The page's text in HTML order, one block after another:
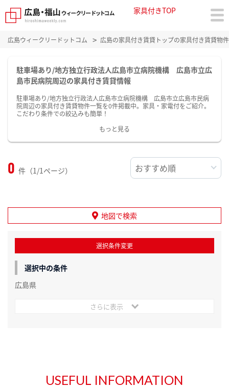
家具付きTOP
広島ウィークリードットコム 広島の家具付き賃貸トップの家具付き賃貸物
駐車場あり/地方独立行政法人広島市立病院機構 広島市立広
島市民病院周辺の家具付き賃貸情報
駐車場あり/地方独立行政法人広島市立病院機構 広島市立広島市民病
院周辺の家具付き賃貸物件一覧を0件掲載中。家具・家電付をご紹介。
こだわり条件での絞込みも簡単！
もっと見る
0 件（1/1ページ）
地図で検索
選択条件変更
選択中の条件
広島県
さらに表示
USEFUL INFORMATION